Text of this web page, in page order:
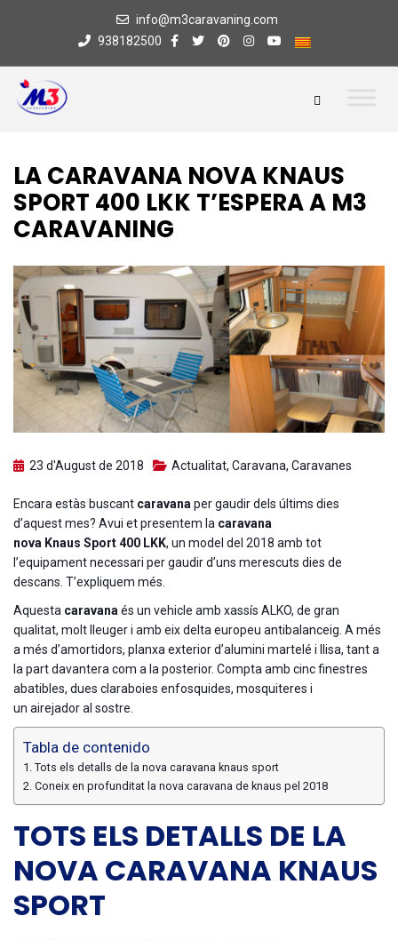
info@m3caravaning.com
938182500
LA CARAVANA NOVA KNAUS
SPORT 400 LKK T’ESPERA A M3
CARAVANING
23 d'August de 2018 Actualitat, Caravana, Caravanes
Encara estàs buscant caravana per gaudir dels últims dies
d’aquest mes? Avui et presentem la caravana
nova Knaus Sport 400 LKK, un model del 2018 amb tot
l’equipament necessari per gaudir d’uns merescuts dies de
descans. T’expliquem més.
Aquesta caravana és un vehicle amb xassís ALKO, de gran
qualitat, molt lleuger i amb eix delta europeu antibalanceig. A més
a més d’amortidors, planxa exterior d’alumini martelé i llisa, tant a
la part davantera com a la posterior. Compta amb cinc finestres
abatibles, dues claraboies enfosquides, mosquiteres i
un airejador al sostre.
Tabla de contenido
Tots els detalls de la nova caravana knaus sport
Coneix en profunditat la nova caravana de knaus pel 2018
TOTS ELS DETALLS DE LA
NOVA CARAVANA KNAUS
SPORT